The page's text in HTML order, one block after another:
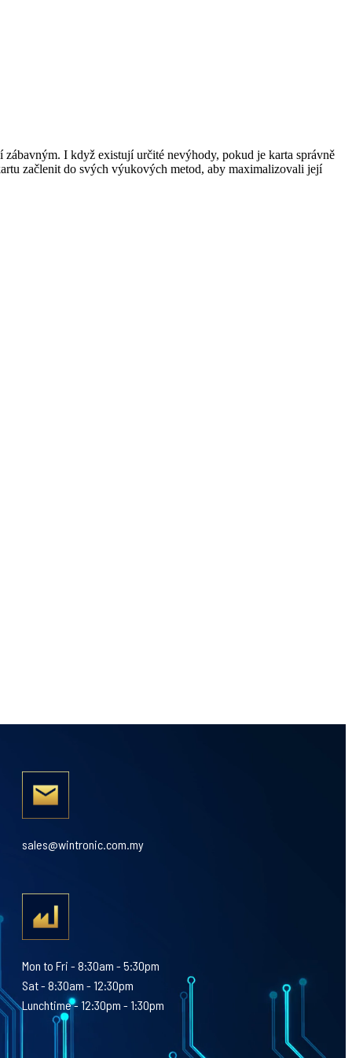
I když existují určité nevýhody, pokud je karta správně
začlenit do svých výukových metod, aby maximalizovali její
sales@wintronic.com.my
Mon to Fri - 8:30am - 5:30pm
Sat - 8:30am - 12:30pm
Lunchtime - 12:30pm - 1:30pm